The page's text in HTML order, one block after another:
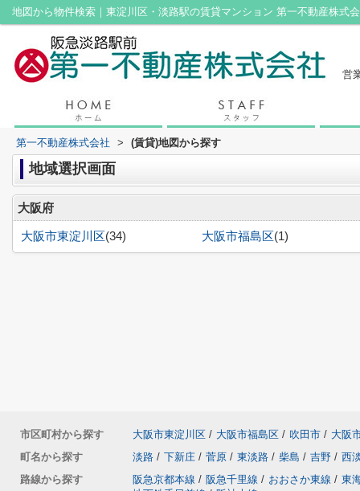
地図から物件検索｜東淀川区・淡路駅の賃貸マンション 第一不動産株式
営
第一不動産株式会社 > (賃貸)地図から探す
地域選択画面
大阪府
大阪市東淀川区(34) 大阪市福島区(1)
市区町村から探す 大阪市東淀川区 / 大阪市福島区 / 吹田市 / 大阪
町名から探す
淡路 / 下新庄 / 菅原 / 東淡路 / 柴島 / 吉野 / 西
路線から探す
阪急京都本線 / 阪急千里線 / おおさか東線 / 東